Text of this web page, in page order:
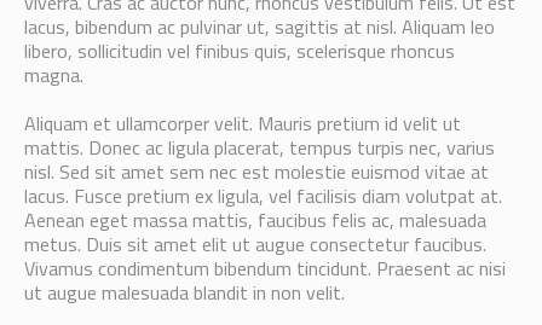
lacus, bibendum ac pulvinar ut, sagittis at nisl. Aliquam leo
libero, sollicitudin vel finibus quis, scelerisque rhoncus
magna.
Aliquam et ullamcorper velit. Mauris pretium id velit ut
mattis. Donec ac ligula placerat, tempus turpis nec, varius
nisl. Sed sit amet sem nec est molestie euismod vitae at
lacus. Fusce pretium ex ligula, vel facilisis diam volutpat at.
Aenean eget massa mattis, faucibus felis ac, malesuada
metus. Duis sit amet elit ut augue consectetur faucibus.
Vivamus condimentum bibendum tincidunt. Praesent ac nisi
ut augue malesuada blandit in non velit.